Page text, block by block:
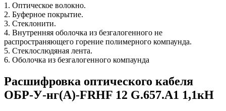
1. Оптическое волокно.
2. Буферное покрытие.
3. Стеклонити.
4. Внутренняя оболочка из безгалогенного не
распространяющего горение полимерного компаунда.
5. Стеклослюдяная лента.
6. Оболочка из безгалогенного компаунда
Расшифровка оптического кабеля
ОБР-У-нг(A)-FRHF 12 G.657.А1 1,1кН